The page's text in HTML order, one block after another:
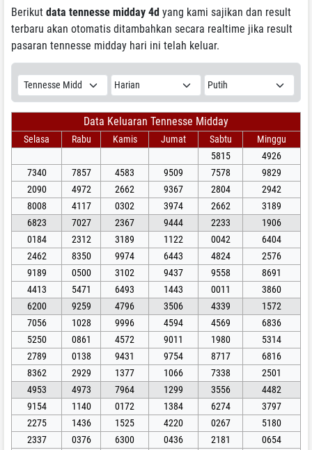
Berikut data tennesse midday 4d yang kami sajikan dan result
terbaru akan otomatis ditambahkan secara realtime jika result
pasaran tennesse midday hari ini telah keluar.
Data Keluaran Tennesse Midday
Selasa Rabu Kamis Jumat Sabtu
Minggu
5815
4926
7340
7857 4583 9509 7578
9829
2090
4972 2662 9367 2804
2942
8008
4117 0302 3974 2662
3189
6823
7027 2367 9444 2233
1906
0184
2312 3189 1122 0042
6404
2462
8350 9974 6443 4824
2576
9189
0500 3102 9437 9558
8691
4413
5471 6493 1443 0011
3860
6200
9259 4796 3506 4339
1572
7056
1028 9996 4594 4569
6836
5250
0861 4572 9011 1980
5314
2789
0138 9431 9754 8717
6816
8362
2929 1377 1066 7338
2501
4953
4973 7964 1299 3556
4482
9154
1140 0172 1384 6274
3797
2275
1436 1525 4220 0267
5180
2337
0376 6300 0436 2181
0654